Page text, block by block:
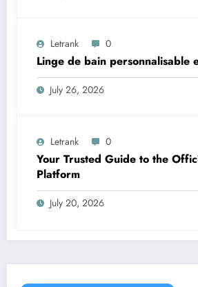
Letrank 0
Linge de bain personnalisable
July 26, 2026
Letrank 0
Your Trusted Guide to the
Platform
July 20, 2026